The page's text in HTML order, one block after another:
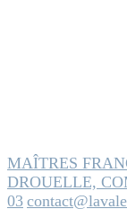
MAÎTRES
DROUELLE,
03